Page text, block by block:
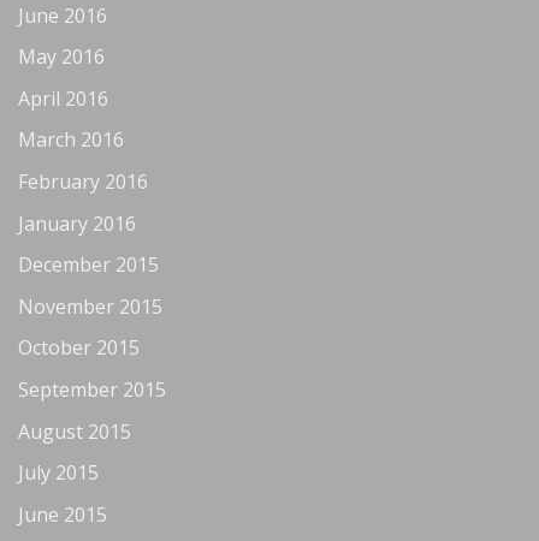
June 2016
May 2016
April 2016
March 2016
February 2016
January 2016
December 2015
November 2015
October 2015
September 2015
August 2015
July 2015
June 2015